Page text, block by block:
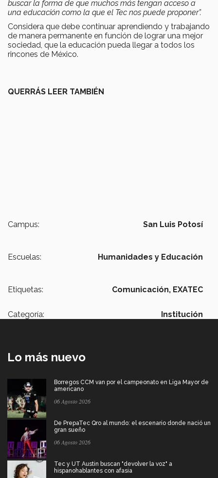
buscar la forma de que muchos más tengan acceso a
una educación como la que el Tec nos puede proponer”.
Considera que debe continuar aprendiendo y trabajando
de manera permanente en función de lograr una mejor
sociedad, que la educación pueda llegar a todos los
rincones de México.
QUERRÁS LEER TAMBIÉN
Campus: San Luis Potosí
Escuelas: Humanidades y Educación
Etiquetas: Comunicación, EXATEC
Categoría: Institución
Lo más nuevo
Borregos CCM van por el campeonato en Liga Mayor de
americano
06 Agosto 2026
De PrepaTec Qro al mundo: el escenario donde nació un
gran sueño
06 Agosto 2026
Tec y UT Austin buscan "devolver la voz" a
hispanohablantes con afasia